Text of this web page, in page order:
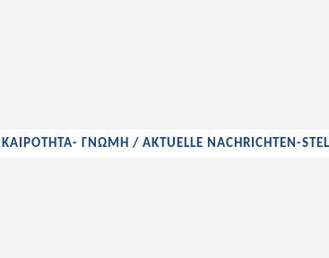
ΓΝΩΜΗ / AKTUELLE NACHRICHTEN-